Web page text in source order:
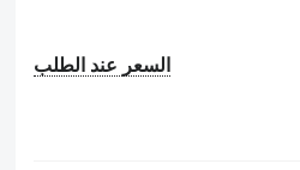
السعر عند الطلب